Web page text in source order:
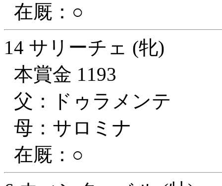
在厩：○
14 サリーチェ (牝)
本賞金 1193
父：ドゥラメンテ
母：サロミナ
在厩：○